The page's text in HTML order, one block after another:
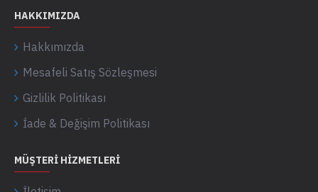
HAKKIMIZDA
Hakkımızda
Mesafeli Satış Sözleşmesi
Gizlilik Politikası
İade & Değişim Politikası
MÜŞTERI HIZMETLERI